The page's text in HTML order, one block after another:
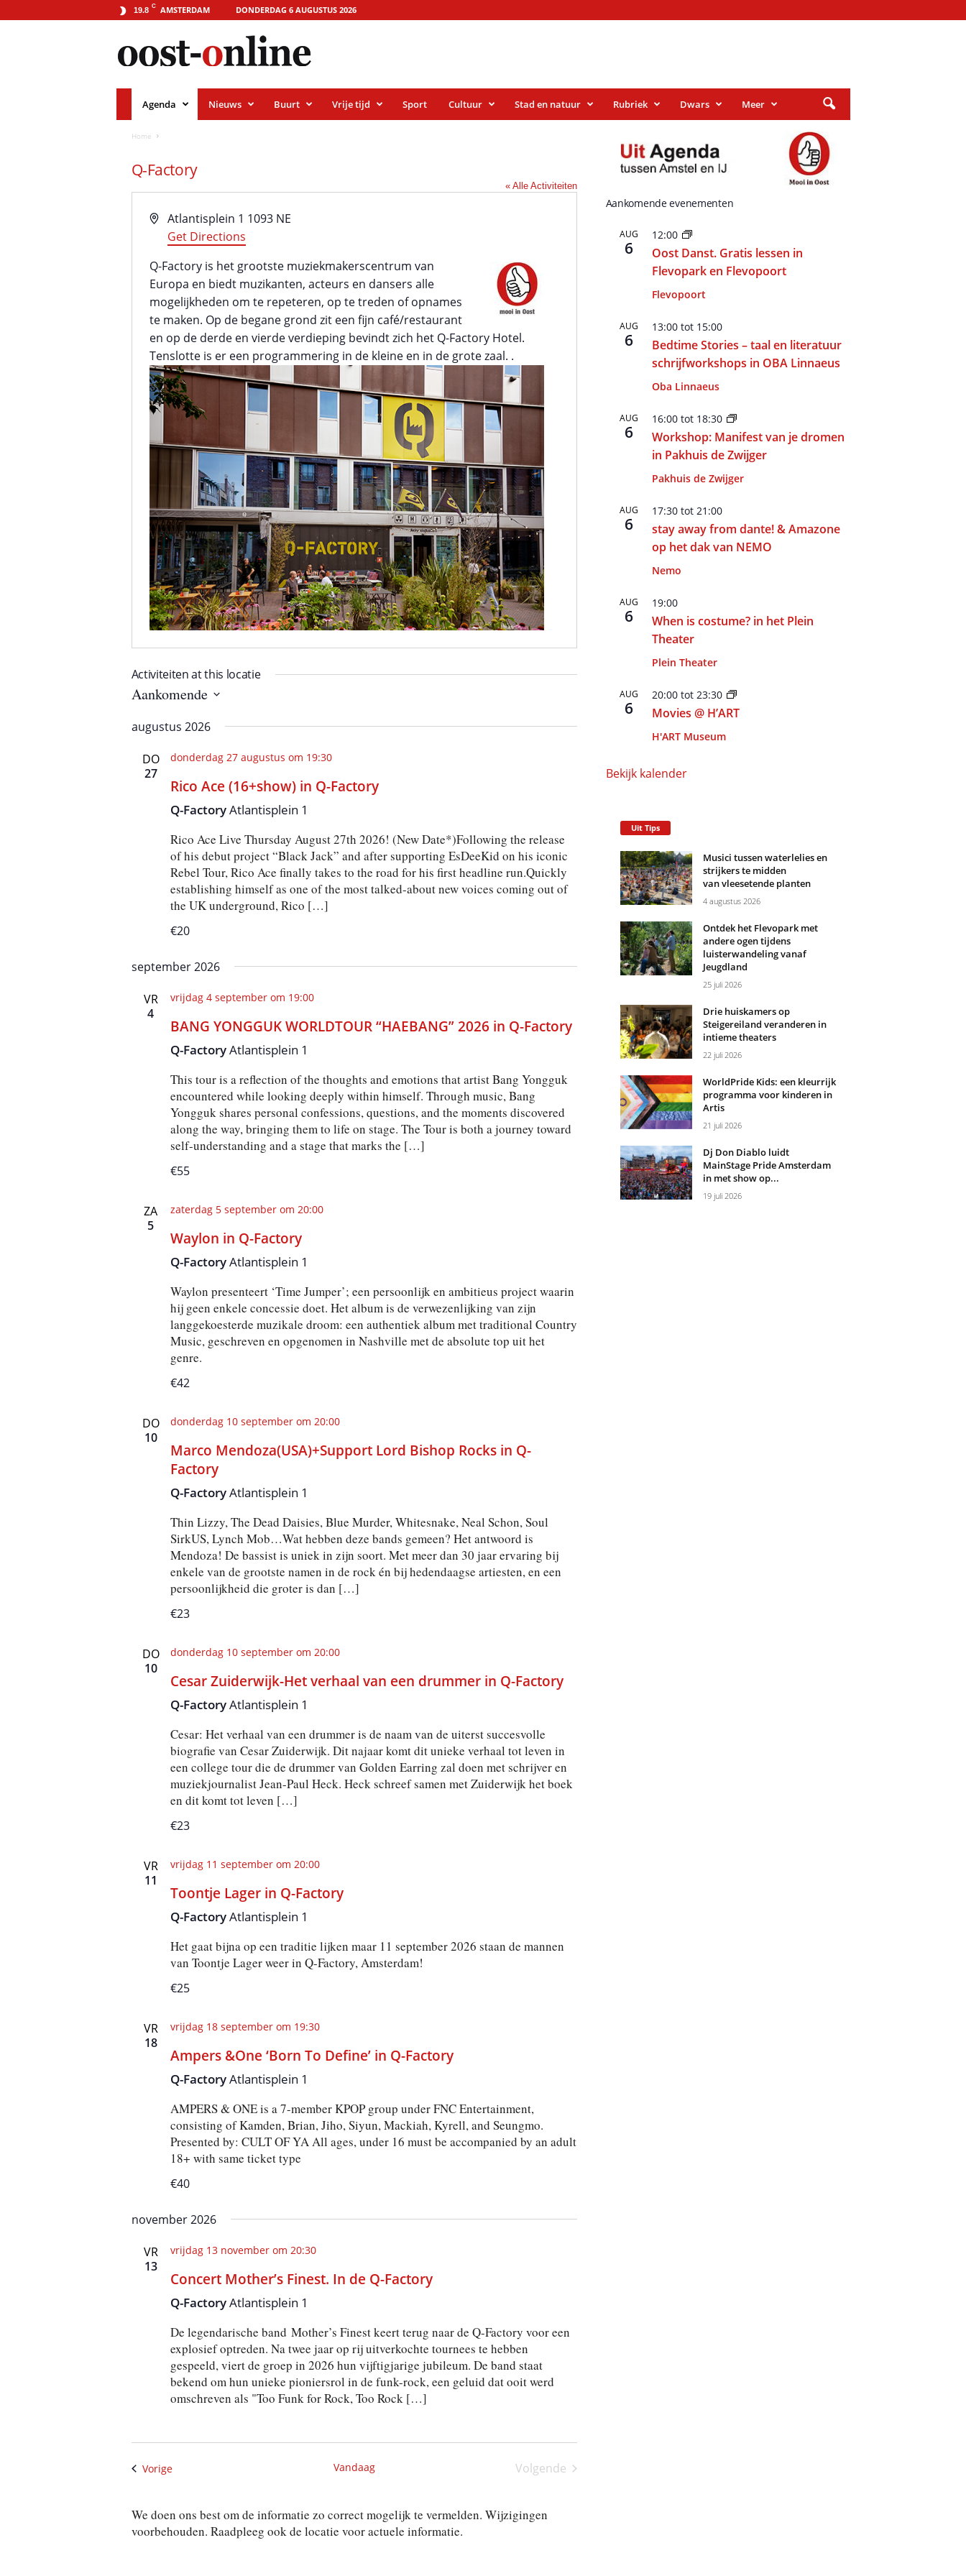
19.8 C AMSTERDAM DONDERDAG 6 AUGUSTUS 2026
o
o
-
o
l
e
Agenda Nieuws Buurt Vrije tijd Sport Cultuur Stad en natuur Rubriek Dwars Meer
Home
Q-Factory
« Alle Activiteiten
A
e
s
Atlantisplein 1 1093 NE
Get Directions
Q-Factory is het grootste muziekmakerscentrum van
Europa en biedt muzikanten, acteurs en dansers alle
mogelijkheden om te repeteren, op te treden of opnames
te maken. Op de begane grond zit een fijn café/restaurant
en op de derde en vierde verdieping bevindt zich het Q-Factory Hotel.
Tenslotte is er een programmering in de kleine en in de grote zaal. .
Activiteiten at this locatie
Aankomende
laugustus 2026
DO
27
Rico Ace (16+show) in Q-Factory
donderdag 27 augustus om 19:30
Q-FactoryAtlantisplein 1
Rico Ace Live Thursday August 27th 2026! (New Date*)Following the release
of his debut project “Black Jack” and after supporting EsDeeKid on his iconic
Rebel Tour, Rico Ace finally takes to the road for his first headline run.Quickly
establishing himself as one of the most talked-about new voices coming out of
the UK underground, Rico […]
€20
september 2026
VR
4
BANG YONGGUK WORLDTOUR “HAEBANG” 2026 in Q-Factory
vrijdag 4 september om 19:00
Q-FactoryAtlantisplein 1
This tour is a reflection of the thoughts and emotions that artist Bang Yongguk
encountered while looking deeply within himself. Through music, Bang
Yongguk shares personal confessions, questions, and the moments discovered
along the way, bringing them to life on stage. The Tour is both a journey toward
self-understanding and a stage that marks the […]
€55
ZA
5
Waylon in Q-Factory
zaterdag 5 september om 20:00
Q-FactoryAtlantisplein 1
Waylon presenteert ‘Time Jumper’; een persoonlijk en ambitieus project waarin
hij geen enkele concessie doet. Het album is de verwezenlijking van zijn
langgekoesterde muzikale droom: een authentiek album met traditional Country
Music, geschreven en opgenomen in Nashville met de absolute top uit het
genre.
€42
DO
10
Marco Mendoza(USA)+Support Lord Bishop Rocks in Q-
Factory
donderdag 10 september om 20:00
Q-FactoryAtlantisplein 1
Thin Lizzy, The Dead Daisies, Blue Murder, Whitesnake, Neal Schon, Soul
SirkUS, Lynch Mob…Wat hebben deze bands gemeen? Het antwoord is
Mendoza! De bassist is uniek in zijn soort. Met meer dan 30 jaar ervaring bij
enkele van de grootste namen in de rock én bij hedendaagse artiesten, en een
persoonlijkheid die groter is dan […]
€23
DO
10
Cesar Zuiderwijk-Het verhaal van een drummer in Q-Factory
donderdag 10 september om 20:00
Q-FactoryAtlantisplein 1
Cesar: Het verhaal van een drummer is de naam van de uiterst succesvolle
biografie van Cesar Zuiderwijk. Dit najaar komt dit unieke verhaal tot leven in
een college tour die de drummer van Golden Earring zal doen met schrijver en
muziekjournalist Jean-Paul Heck. Heck schreef samen met Zuiderwijk het boek
en dit komt tot leven […]
€23
VR
11
Toontje Lager in Q-Factory
vrijdag 11 september om 20:00
Q-FactoryAtlantisplein 1
Het gaat bijna op een traditie lijken maar 11 september 2026 staan de mannen
van Toontje Lager weer in Q-Factory, Amsterdam!
€25
VR
18
Ampers &One ‘Born To Define’ in Q-Factory
vrijdag 18 september om 19:30
Q-FactoryAtlantisplein 1
AMPERS & ONE is a 7-member KPOP group under FNC Entertainment,
consisting of Kamden, Brian, Jiho, Siyun, Mackiah, Kyrell, and Seungmo.
Presented by: CULT OF YA All ages, under 16 must be accompanied by an adult
18+ with same ticket type
€40
november 2026
VR
13
Concert Mother’s Finest. In de Q-Factory
vrijdag 13 november om 20:30
Q-FactoryAtlantisplein 1
De legendarische band Mother’s Finest keert terug naar de Q-Factory voor een
explosief optreden. Na twee jaar op rij uitverkochte tournees te hebben
gespeeld, viert de groep in 2026 hun vijftigjarige jubileum. De band staat
bekend om hun unieke pioniersrol in de funk-rock, een geluid dat ooit werd
omschreven als "Too Funk for Rock, Too Rock […]
VorigeActiviteiten Vandaag
Volgende
We doen ons best om de informatie zo correct mogelijk te vermelden. Wijzigingen
voorbehouden. Raadpleeg ook de locatie voor actuele informatie.
Aankomende evenementen
AUG
6
12:00
Oost Danst. Gratis lessen in
Flevopark en Flevopoort
Flevopoort
AUG
6
13:00tot 15:00
Bedtime Stories – taal en literatuur
schrijfworkshops in OBA Linnaeus
Oba Linnaeus
AUG
6
16:00tot 18:30
Workshop: Manifest van je dromen
in Pakhuis de Zwijger
Pakhuis de Zwijger
AUG
6
17:30tot 21:00
stay away from dante! & Amazone
op het dak van NEMO
Nemo
AUG
6
19:00
When is costume? in het Plein
Theater
Plein Theater
AUG
6
20:00tot 23:30
Movies @ H’ART
H'ART Museum
Bekijk kalender
Uit Tips
Musici tussen waterlelies en
strijkers te midden
van vleesetende planten
4 augustus 2026
Ontdek het Flevopark met
andere ogen tijdens
luisterwandeling vanaf
Jeugdland
25 juli 2026
Drie huiskamers op
Steigereiland veranderen in
intieme theaters
22 juli 2026
WorldPride Kids: een kleurrijk
programma voor kinderen in
Artis
21 juli 2026
Dj Don Diablo luidt
MainStage Pride Amsterdam
in met show op...
19 juli 2026